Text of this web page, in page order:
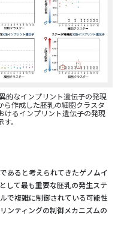
的なインプリント遺伝⼦の発現
ら作成した胚乳の細胞クラスタ
けるインプリント遺伝⼦の発現
。
あると考えられてきたゲノムイ
して最も重要な胚乳の発生ステ
で複雑に制御されている可能性
ンティングの制御メカニズムの